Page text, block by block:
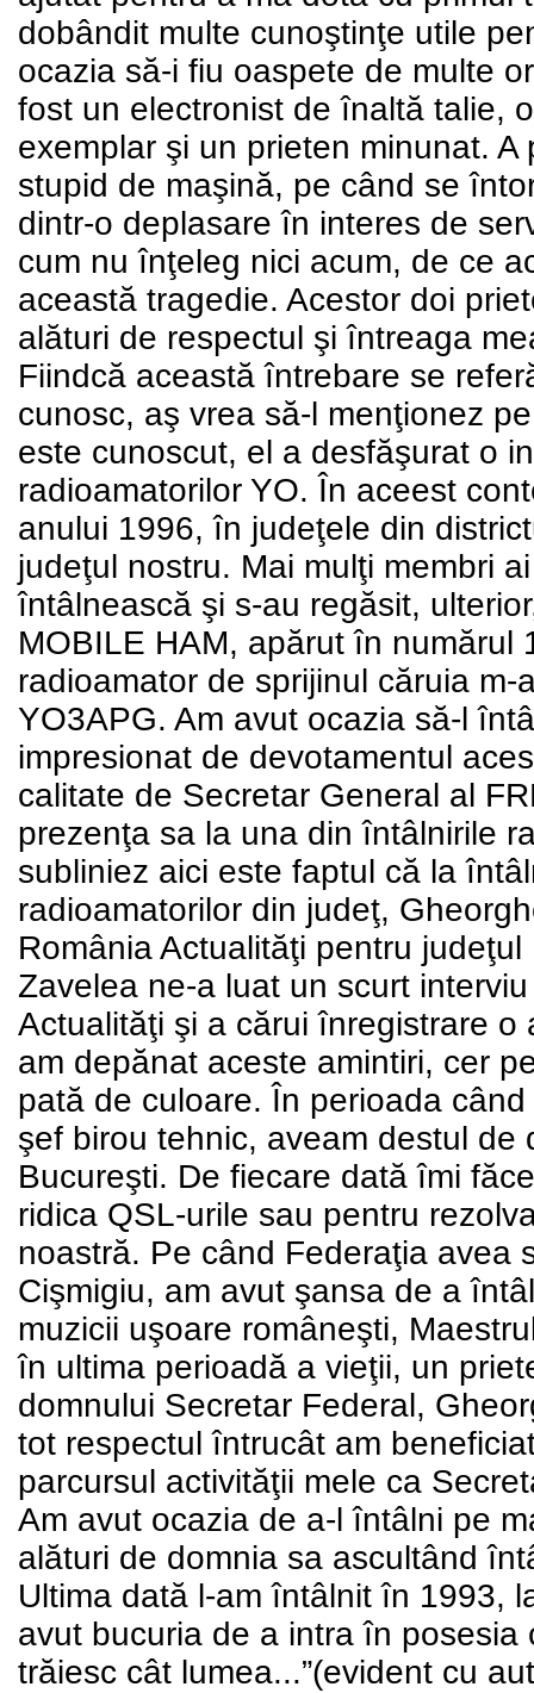
dobândit multe cunoştinţe utile
ocazia să-i fiu oaspete de multe
fost un electronist de înaltă talie,
exemplar şi un prieten minunat.
stupid de maşină, pe când se
dintr-o deplasare în interes de
cum nu înţeleg nici acum, de ce
această tragedie. Acestor doi
alături de respectul şi întreaga
Fiindcă această întrebare se
cunosc, aş vrea să-l menţionez
este cunoscut, el a desfăşurat o
radioamatorilor YO. În aceest
anului 1996, în judeţele din
judeţul nostru. Mai mulţi membri
întâlnească şi s-au regăsit,
MOBILE HAM, apărut în numărul
radioamator de sprijinul căruia
YO3APG. Am avut ocazia să-l
impresionat de devotamentul
calitate de Secretar General al
prezenţa sa la una din întâlnirile
subliniez aici este faptul că la
radioamatorilor din judeţ,
România Actualităţi pentru
Zavelea ne-a luat un scurt
Actualităţi şi a cărui înregistrare
am depănat aceste amintiri, cer
pată de culoare. În perioada
şef birou tehnic, aveam destul
Bucureşti. De fiecare dată îmi
ridica QSL-urile sau pentru
noastră. Pe când Federaţia avea
Cişmigiu, am avut şansa de a
muzicii uşoare româneşti,
în ultima perioadă a vieţii, un
domnului Secretar Federal,
tot respectul întrucât am
parcursul activităţii mele ca
Am avut ocazia de a-l întâlni pe
alături de domnia sa ascultând
Ultima dată l-am întâlnit în 1993,
avut bucuria de a intra în posesia
trăiesc cât lumea...”(evident cu